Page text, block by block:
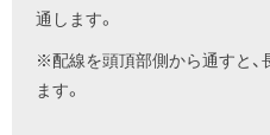
通します。
※配線を頭頂部側から通すと、
ます。